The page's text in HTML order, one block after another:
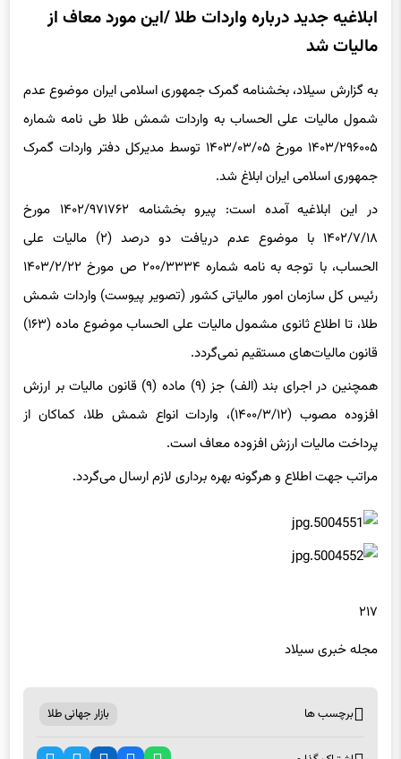
ابلاغیه جدید درباره واردات طلا /این مورد معاف از
مالیات شد
به گزارش سیلاد، بخشنامه گمرک جمهوری اسلامی ایران موضوع عدم
شمول مالیات علی الحساب به واردات شمش طلا طی نامه شماره
۱۴۰۳/۲۹۶۰۰۵ مورخ ۱۴۰۳/۰۳/۰۵ توسط مدیرکل دفتر واردات گمرک
جمهوری اسلامی ایران ابلاغ شد.
در این ابلاغیه آمده است: پیرو بخشنامه ۱۴۰۲/۹۷۱۷۶۲ مورخ
۱۴۰۲/۷/۱۸ با موضوع عدم دریافت دو درصد (۲) مالیات علی
الحساب، با توجه به نامه شماره ۲۰۰/۳۳۳۴ ص مورخ ۱۴۰۳/۲/۲۲
رئیس کل سازمان امور مالیاتی کشور (تصویر پیوست) واردات شمش
طلا، تا اطلاع ثانوی مشمول مالیات علی الحساب موضوع ماده (۱۶۳)
قانون مالیات‌های مستقیم نمی‌گردد.
همچنین در اجرای بند (الف) جز (۹) ماده (۹) قانون مالیات بر ارزش
افزوده مصوب (۱۴۰۰/۳/۱۲)، واردات انواع شمش طلا، کماکان از
پرداخت مالیات ارزش افزوده معاف است.
مراتب جهت اطلاع و هرگونه بهره برداری لازم ارسال می‌گردد.
۲۱۷
مجله خبری سیلاد
برچسب ها بازار جهانی طلا